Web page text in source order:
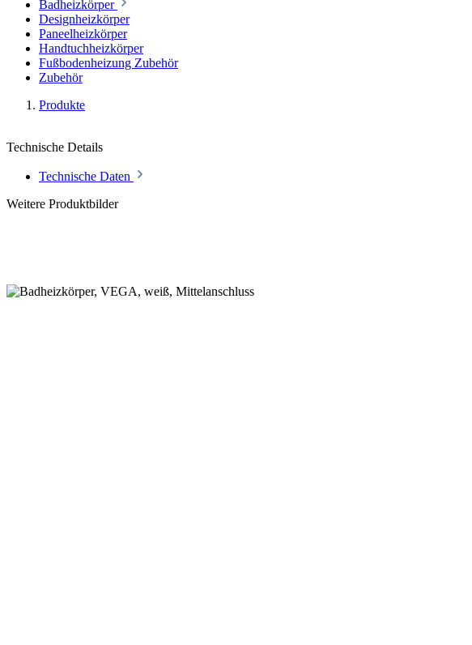
Badheizkörper
Designheizkörper
Paneelheizkörper
Handtuchheizkörper
Fußbodenheizung Zubehör
Zubehör
Produkte
Technische Details
Technische Daten
Weitere Produktbilder